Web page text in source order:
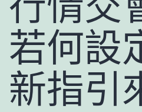
若何設
新指引